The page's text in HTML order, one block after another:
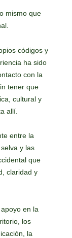
mismo que
códigos y
ha sido
con la
tener que
cultural y
allí.
entre la
y las
que
claridad y
en la
los
la